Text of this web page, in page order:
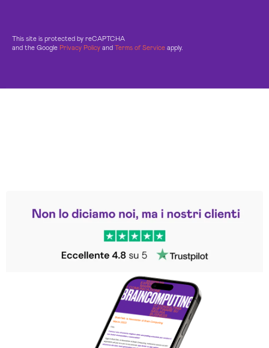
This site is protected by reCAPTCHA
and the Google Privacy Policy and Terms of Service apply.
Trustpilot